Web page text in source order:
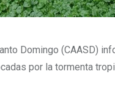
Domingo (CAASD)
por la tormenta